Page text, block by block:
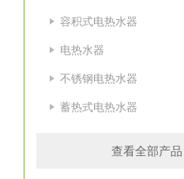
容积式电热水器
电热水器
不锈钢电热水器
蓄热式电热水器
查看全部产品